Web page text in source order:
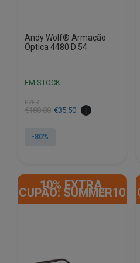
Andy Wolf® Armação
Óptica 4480 D 54
EM STOCK
PVPR
€180.00
O
original
€35.50
O
atual
-80%
10% EXTRA,
CUPÃO: SUMMER10